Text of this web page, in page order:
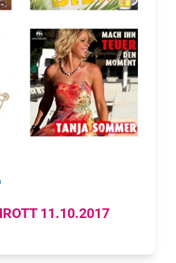
11.10.2017